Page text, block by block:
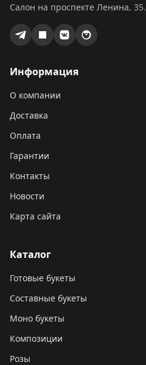
Салон на проспекте Ленина, 35.
Информация
О компании
Доставка
Оплата
Гарантии
Контакты
Новости
Карта сайта
Каталог
Готовые букеты
Составные букеты
Моно букеты
Композиции
Розы